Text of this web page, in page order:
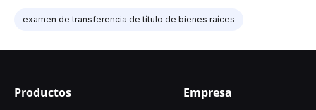
examen de transferencia de título de bienes raíces
Productos Empresa